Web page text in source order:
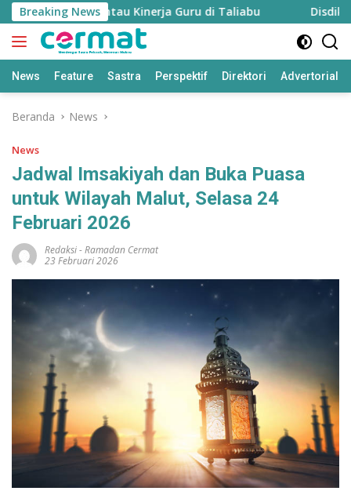
Langsung
ke
konten
Breaking News
untuk Pantau Kinerja Guru di Taliabu Disdik
News Feature Sastra Perspektif Direktori Advertorial
Beranda News
News
Jadwal Imsakiyah dan Buka Puasa
untuk Wilayah Malut, Selasa 24
Februari 2026
Redaksi-Ramadan Cermat
23 Februari 2026